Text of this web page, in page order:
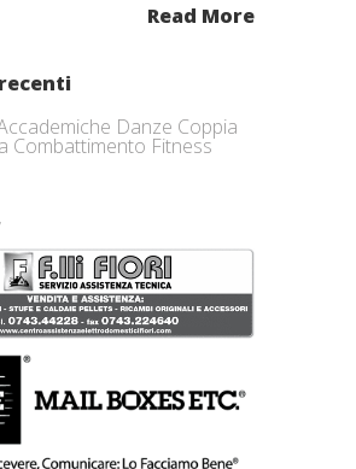
Read More
Danze Coppia
Combattimento Fitness